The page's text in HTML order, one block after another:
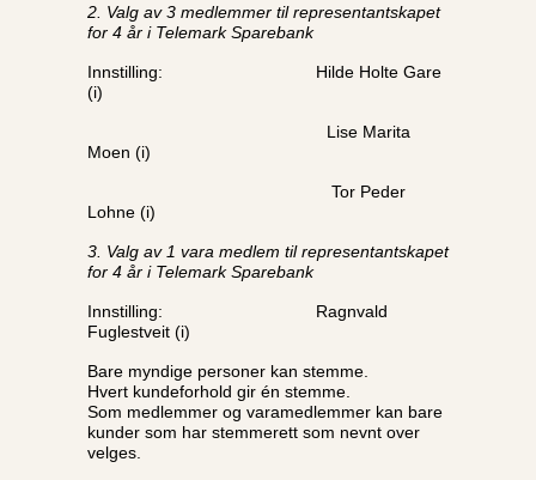
2. Valg av 3 medlemmer til representantskapet
for 4 år i Telemark Sparebank
Innstilling: Hilde Holte Gare
(i)
Lise Marita
Moen (i)
Tor Peder
Lohne (i)
3. Valg av 1 vara medlem til representantskapet
for 4 år i Telemark Sparebank
Innstilling: Ragnvald
Fuglestveit (i)
Bare myndige personer kan stemme.
Hvert kundeforhold gir én stemme.
Som medlemmer og varamedlemmer kan bare
kunder som har stemmerett som nevnt over
velges.